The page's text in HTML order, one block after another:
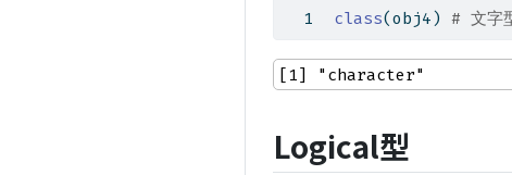
class(obj4) # 文
[1] "character"
Logical型